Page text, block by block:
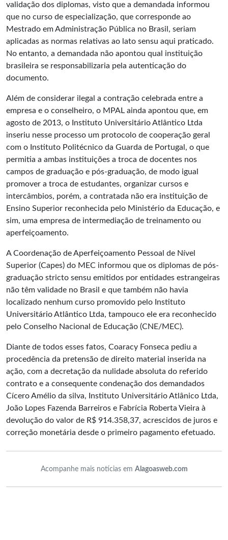
validação dos diplomas, visto que a demandada informou
que no curso de especialização, que corresponde ao
Mestrado em Administração Pública no Brasil, seriam
aplicadas as normas relativas ao lato sensu aqui praticado.
No entanto, a demandada não apontou qual instituição
brasileira se responsabilizaria pela autenticação do
documento.
Além de considerar ilegal a contração celebrada entre a
empresa e o conselheiro, o MPAL ainda apontou que, em
agosto de 2013, o Instituto Universitário Atlântico Ltda
inseriu nesse processo um protocolo de cooperação geral
com o Instituto Politécnico da Guarda de Portugal, o que
permitia a ambas instituições a troca de docentes nos
campos de graduação e pós-graduação, de modo igual
promover a troca de estudantes, organizar cursos e
intercâmbios, porém, a contratada não era instituição de
Ensino Superior reconhecida pelo Ministério da Educação, e
sim, uma empresa de intermediação de treinamento ou
aperfeiçoamento.
A Coordenação de Aperfeiçoamento Pessoal de Nível
Superior (Capes) do MEC informou que os diplomas de pós-
graduação stricto sensu emitidos por entidades estrangeiras
não têm validade no Brasil e que também não havia
localizado nenhum curso promovido pelo Instituto
Universitário Atlântico Ltda, tampouco ele era reconhecido
pelo Conselho Nacional de Educação (CNE/MEC).
Diante de todos esses fatos, Coaracy Fonseca pediu a
procedência da pretensão de direito material inserida na
ação, com a decretação da nulidade absoluta do referido
contrato e a consequente condenação dos demandados
Cícero Amélio da silva, Instituto Universitário Atlânico Ltda,
João Lopes Fazenda Barreiros e Fabrícia Roberta Vieira à
devolução do valor de R$ 914.358,37, acrescidos de juros e
correção monetária desde o primeiro pagamento efetuado.
Acompanhe mais notícias em Alagoasweb.com